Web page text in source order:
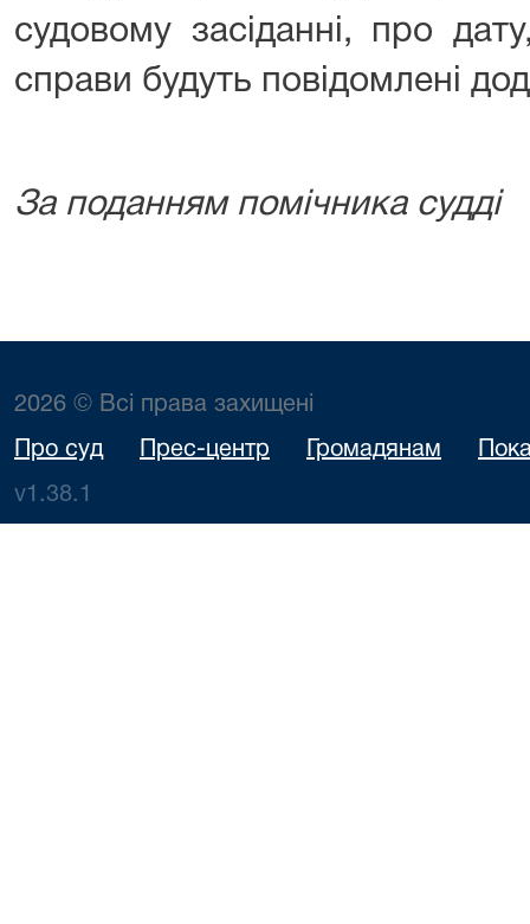
судовому засіданні, про
справи будуть повідомлені
За поданням помічника судді
2026 © Всі права захищені
Про суд Прес-центр Громадянам
v1.38.1